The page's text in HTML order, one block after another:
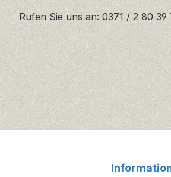
Rufen Sie uns an: 0371 / 2 80